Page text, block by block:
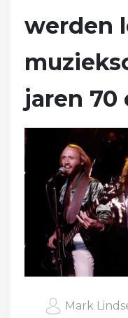
werden
jaren 70
Mark